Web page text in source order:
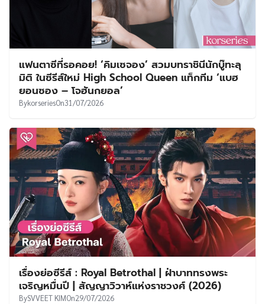
แฟนตาซีที่รอคอย! ‘คิมเซจอง’ สวมบทราชินีนักบู๊ทะลุ
มิติ ในซีรีส์ใหม่ High School Queen แท็กทีม ‘แบฮ
ยอนซอง – โจฮันกยอล’
BykorseriesOn31/07/2026
เรื่องย่อซีรีส์ : Royal Betrothal | ฝ่าบาททรงพระ
เจริญหมื่นปี | สัญญาวิวาห์แห่งราชวงศ์ (2026)
BySVVEET KIMOn29/07/2026